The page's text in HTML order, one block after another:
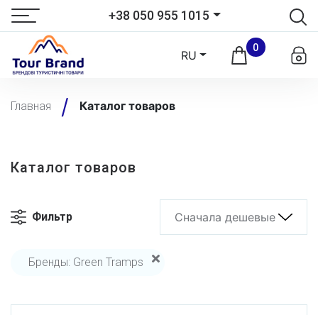
+38 050 955 1015
RU
0
Главная Каталог товаров
Каталог товаров
Фильтр Сначала дешевые
Бренды: Green Tramps